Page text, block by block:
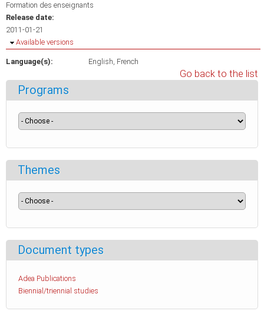
Formation des enseignants
Release date:
2011-01-21
Hide
Available versions
Language(s): English French
Go back to the list
Programs
Themes
Document types
Adea Publications
Biennial/triennial studies